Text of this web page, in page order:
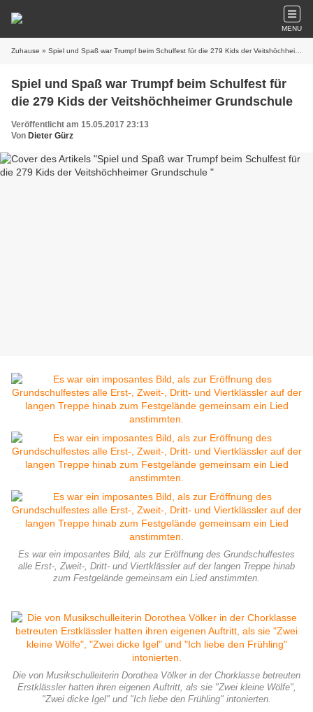
MENU
Zuhause » Spiel und Spaß war Trumpf beim Schulfest für die 279 Kids der Veitshöchheimer Grundschule
Spiel und Spaß war Trumpf beim Schulfest für
die 279 Kids der Veitshöchheimer Grundschule
Veröffentlicht am 15.05.2017 23:13
Von Dieter Gürz
Es war ein imposantes Bild, als zur Eröffnung des Grundschulfestes
alle Erst-, Zweit-, Dritt- und Viertklässler auf der langen Treppe hinab
zum Festgelände gemeinsam ein Lied anstimmten.
Die von Musikschulleiterin Dorothea Völker in der Chorklasse betreuten
Erstklässler hatten ihren eigenen Auftritt, als sie "Zwei kleine Wölfe",
"Zwei dicke Igel" und "Ich liebe den Frühling" intonierten.